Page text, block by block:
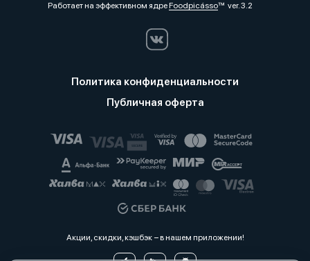
Работает на эффективном ядреFoodpicássover. 3.2
Политика конфиденциальности
Публичная оферта
Акции, скидки, кэшбэк − в нашем приложении!